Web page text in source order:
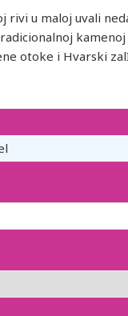
rivi u maloj uvali
otoke i Hvarski